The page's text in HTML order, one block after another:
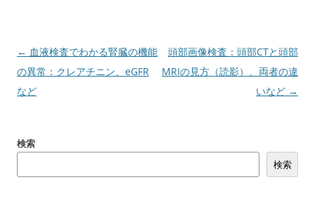
投
稿
ナ
ー
← 血液検査でわかる腎臓の機能
の異常：クレアチニン、eGFR
など
頭部画像検査：頭部CTと頭部
MRIの見方（読影）、両者の違
いなど →
検索
検索